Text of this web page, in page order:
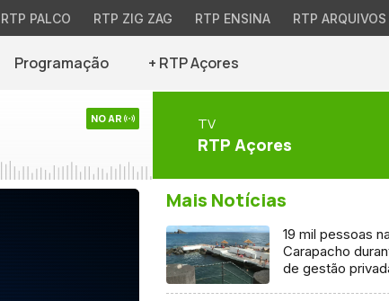
RTP PALCO RTP ZIG ZAG RTP ENSINA RTP ARQUIVOS
Programação + RTP Açores
NO AR TV
RTP Açores
Mais Notícias
19 mil pessoas
Carapacho
de gestão